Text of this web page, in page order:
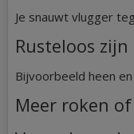
Je snauwt vlugger
Rusteloos zijn
Bijvoorbeeld heen
Meer roken